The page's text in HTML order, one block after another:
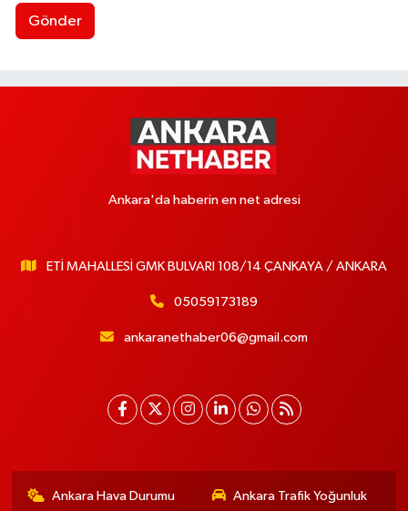
Gönder
Ankara'da haberin en net adresi
ETİ MAHALLESİ GMK BULVARI 108/14 ÇANKAYA / ANKARA
05059173189
ankaranethaber06@gmail.com
Ankara Hava Durumu
Ankara Trafik Yoğunluk